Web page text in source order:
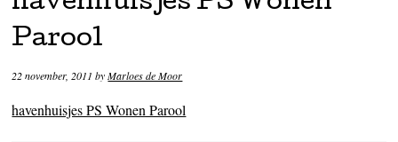
Parool
22 november, 2011 byMarloes de Moor
havenhuisjes PS Wonen Parool